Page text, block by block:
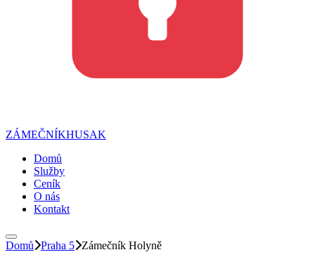
ZÁMEČNÍKHUSAK
Domů
Služby
Ceník
O nás
Kontakt
Domů Praha 5 Zámečník Holyně